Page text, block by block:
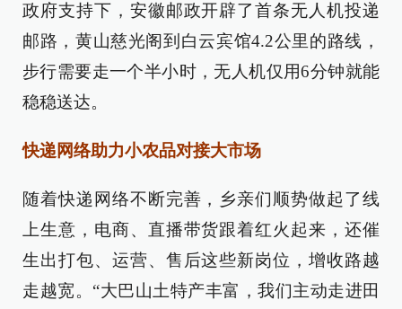
政府支持下，安徽邮政开辟了首条无人机投递
邮路，黄山慈光阁到白云宾馆4.2公里的路线，
步行需要走一个半小时，无人机仅用6分钟就能
稳稳送达。
快递网络助力小农品对接大市场
随着快递网络不断完善，乡亲们顺势做起了线
上生意，电商、直播带货跟着红火起来，还催
生出打包、运营、售后这些新岗位，增收路越
走越宽。“大巴山土特产丰富，我们主动走进田